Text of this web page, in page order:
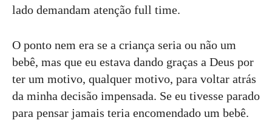
lado demandam atenção full time.
O ponto nem era se a criança seria ou não um
bebê, mas que eu estava dando graças a Deus por
ter um motivo, qualquer motivo, para voltar atrás
da minha decisão impensada. Se eu tivesse parado
para pensar jamais teria encomendado um bebê.